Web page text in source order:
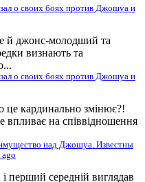
о своих боях против Джошуа и
й джонс-молодший та
визнають та
о своих боях против Джошуа и
це кардинально змінює?!
на співвідношення
над Джошуа. Известны
ago
і перший середній виглядав